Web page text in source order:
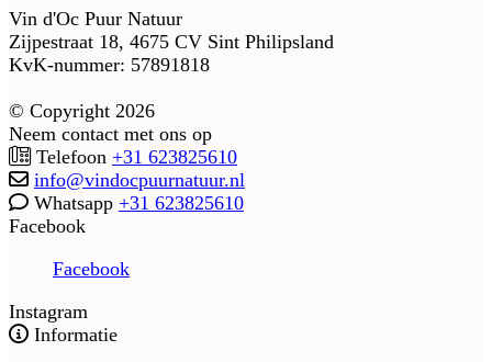
Vin d'Oc Puur Natuur
Zijpestraat 18, 4675 CV Sint Philipsland
KvK-nummer: 57891818
© Copyright 2026
Neem contact met ons op
Telefoon +31 623825610
info@vindocpuurnatuur.nl
Whatsapp +31 623825610
Facebook
Facebook
Instagram
Informatie